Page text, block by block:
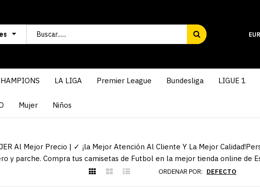
LA LIGA Premier League Bundesliga LIGUE 1
Mujer Niños
Al Mejor Precio | ✓ ¡la Mejor Atención Al Cliente Y La Mejor
y parche. Compra tus camisetas de Futbol en la mejor tienda online de
ORDENAR POR: